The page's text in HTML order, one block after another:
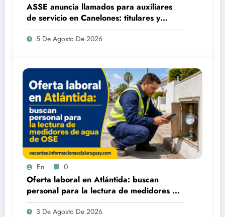
ASSE anuncia llamados para auxiliares
de servicio en Canelones: titulares y
suplentes
5 De Agosto De 2026
En 0
Oferta laboral en Atlántida: buscan
personal para la lectura de medidores de
agua de OSE
3 De Agosto De 2026